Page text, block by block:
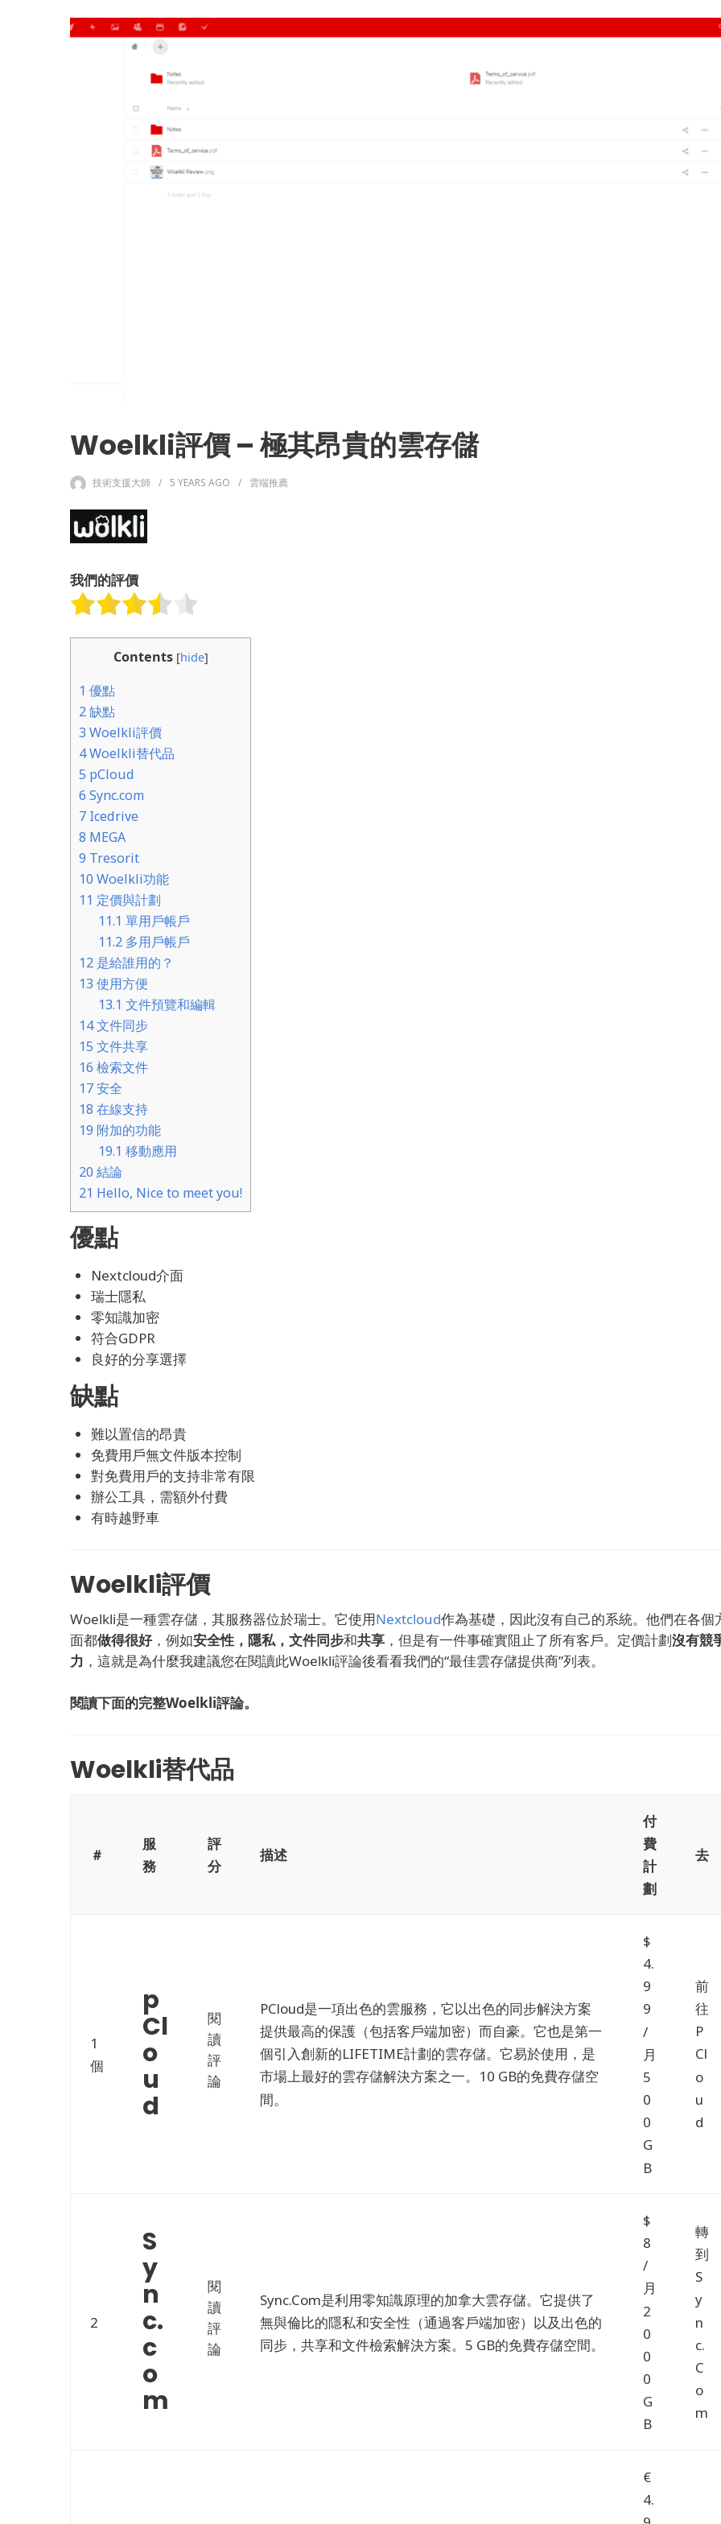
Woelkli評價 – 極其昂貴的雲存儲
技術支援大師 5 YEARS AGO 雲端推薦
我們的評價
Contents [hide]
1 優點
2缺點
3 Woelkli評價
4Woelkli替代品
5 pCloud
6 Sync.com
7 Icedrive
8 MEGA
9 Tresorit
10 Woelkli功能
11 定價與計劃
11.1 單用戶帳戶
11.2 多用戶帳戶
12 是給誰用的？
13 使用方便
13.1 文件預覽和編輯
14文件同步
15 文件共享
16 檢索文件
17安全
18 在線支持
19 附加的功能
19.1 移動應用
20 結論
21 Hello, Nice to meet you!
優點
Nextcloud介面
瑞士隱私
零知識加密
符合GDPR
良好的分享選擇
缺點
難以置信的昂貴
免費用戶無文件版本控制
對免費用戶的支持非常有限
辦公工具，需額外付費
有時越野車
Woelkli評價
Woelkli是一種雲存儲，其服務器位於瑞士。 它使用Nextcloud作為基礎，因此沒有自己的系統。 他們在各個
面都做得很好，例如安全性，隱私，文件同步和共享 ，但是有一件事確實阻止了所有客戶。 定價計劃沒有競
力 ，這就是為什麼我建議您在閱讀此Woelkli評論後看看我們的“最佳雲存儲提供商”列表。
閱讀下面的完整Woelkli評論。
Woelkli替代品
＃
服
務
評
分
描述
付
費
計
劃
去
1
個
p
Cl
o
u
d
閱
讀
評
論
PCloud是一項出色的雲服務，它以出色的同步解決方案
提供最高的保護（包括客戶端加密）而自豪。 它也是第一
個引入創新的LIFETIME計劃的雲存儲。 它易於使用，是
市場上最好的雲存儲解決方案之一。 10 GB的免費存儲空
間。
$
4.
9
9
/
月
5
0
0
G
B
前
往
P
Cl
O
U
D
2
S
y
n
c.
c
o
m
閱
讀
評
論
Sync.com是利用零知識原理的加拿大雲存儲。 它提供了
無與倫比的隱私和安全性（通過客戶端加密）以及出色的
同步，共享和文件檢索解決方案。 5 GB的免費存儲空間。
$
8
/
月
2
0
0
0
G
B
轉
到
S
Y
N
C.
C
O
M
€
4.